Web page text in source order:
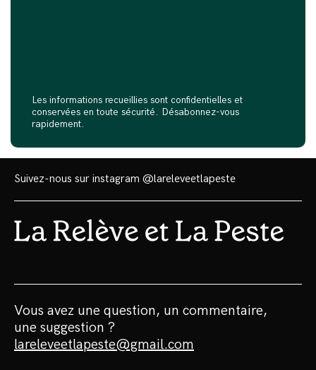
Les informations recueillies sont confidentielles et
conservées en toute sécurité. Désabonnez-vous
rapidement.
Suivez-nous sur instagram @lareleveetlapeste
Vous avez une question, un commentaire,
une suggestion ?
lareleveetlapeste@gmail.com